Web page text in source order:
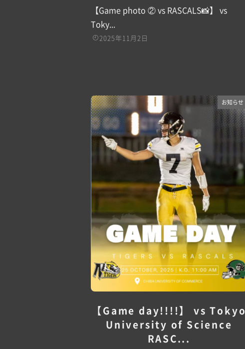
【Game photo ② vs RASCALS📸】 vs
Toky...
2025年11月2日
お知らせ
【Game day!!!!】 vs Tokyo
University of Science
RASC...